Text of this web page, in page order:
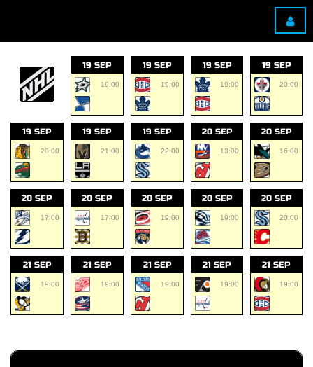
19 SEP
19:00
19 SEP
19:00
19 SEP
19:00
19 SEP
20:00
19 SEP
20:00
19 SEP
21:00
19 SEP
22:00
20 SEP
13:00
20 SEP
16:00
20 SEP
17:00
20 SEP
17:00
20 SEP
19:00
20 SEP
19:00
20 SEP
20:00
21 SEP
19:00
21 SEP
19:00
21 SEP
19:00
21 SEP
19:00
21 SEP
19:00